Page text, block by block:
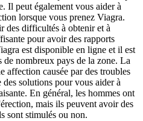
Il peut également vous aider à
lorsque vous prenez Viagra.
des difficultés à obtenir et à
pour avoir des rapports
est disponible en ligne et il est
de nombreux pays de la zone. La
affection causée par des troubles
solutions pour vous aider à
En général, les hommes ont
mais ils peuvent avoir des
sont stimulés ou non.